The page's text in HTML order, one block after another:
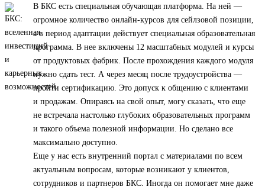
В БКС есть специальная обучающая платформа. На ней —
огромное количество онлайн-курсов для сейлзовой позиции,
а в период адаптации действует специальная образовательная
программа. В нее включены 12 масштабных модулей и курсы
от продуктовых фабрик. После прохождения каждого модуля
нужно сдать тест. А через месяц после трудоустройства —
пройти сертификацию. Это допуск к общению с клиентами
и продажам. Опираясь на свой опыт, могу сказать, что еще
не встречала настолько глубоких образовательных программ
и такого объема полезной информации. Но сделано все
максимально доступно.
Еще у нас есть внутренний портал с материалами по всем
актуальным вопросам, которые возникают у клиентов,
сотрудников и партнеров БКС. Иногда он помогает мне даже